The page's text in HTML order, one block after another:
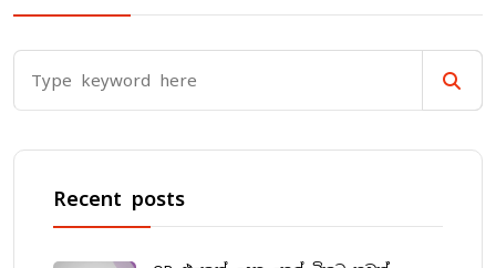
Recent posts